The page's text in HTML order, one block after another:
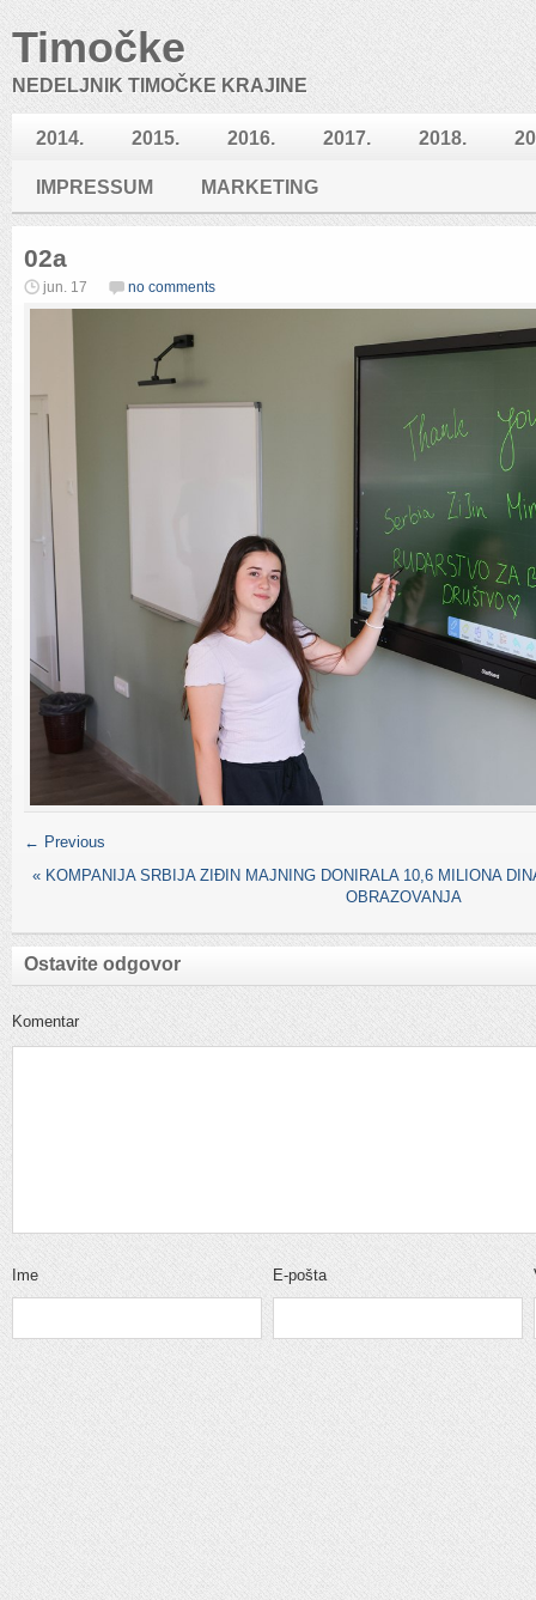
Timočke
NEDELJNIK TIMOČKE KRAJINE
2014. 2015. 2016. 2017. 2018.
IMPRESSUM MARKETING
02a
jun. 17 no comments
← Previous
« KOMPANIJA SRBIJA ZIĐIN MAJNING DONIRALA 10,6 MILIONA
OBRAZOVANJA
Ostavite odgovor
Komentar
Ime E-pošta